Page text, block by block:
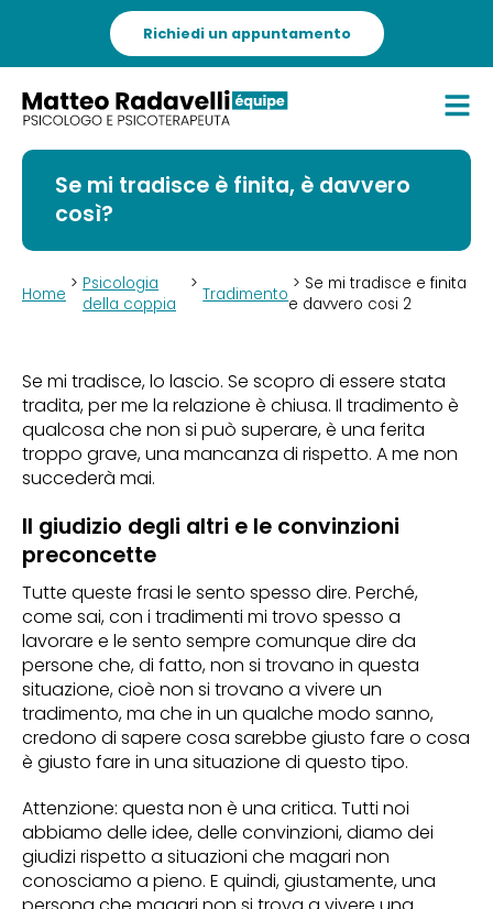
Richiedi un appuntamento
Se mi tradisce è finita, è davvero
così?
Home > Psicologia
della coppia
>Tradimento > Se mi tradisce e finita
e davvero cosi 2
Se mi tradisce, lo lascio. Se scopro di essere stata
tradita, per me la relazione è chiusa. Il tradimento è
qualcosa che non si può superare, è una ferita
troppo grave, una mancanza di rispetto. A me non
succederà mai.
Il giudizio degli altri e le convinzioni
preconcette
Tutte queste frasi le sento spesso dire. Perché,
come sai, con i tradimenti mi trovo spesso a
lavorare e le sento sempre comunque dire da
persone che, di fatto, non si trovano in questa
situazione, cioè non si trovano a vivere un
tradimento, ma che in un qualche modo sanno,
credono di sapere cosa sarebbe giusto fare o cosa
è giusto fare in una situazione di questo tipo.
Attenzione: questa non è una critica. Tutti noi
abbiamo delle idee, delle convinzioni, diamo dei
giudizi rispetto a situazioni che magari non
conosciamo a pieno. E quindi, giustamente, una